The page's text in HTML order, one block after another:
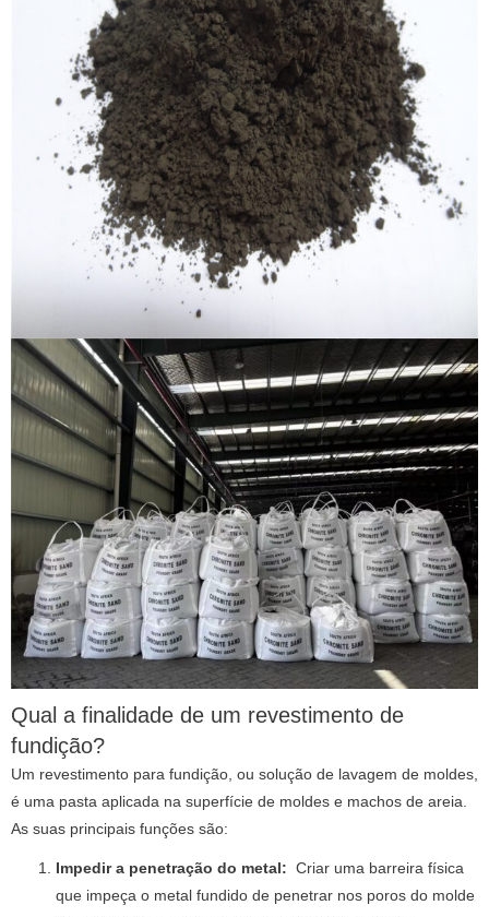
Qual a finalidade de um revestimento de
fundição?
Um revestimento para fundição, ou solução de lavagem de moldes,
é uma pasta aplicada na superfície de moldes e machos de areia.
As suas principais funções são:
Impedir a penetração do metal: Criar uma barreira física
que impeça o metal fundido de penetrar nos poros do molde